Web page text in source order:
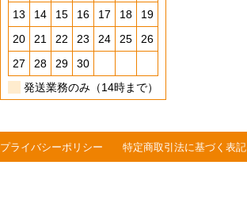
13
14 15 16 17 18
19
20
21 22 23 24 25
26
27
28 29
30
発送業務のみ（14時まで）
プライバシーポリシー 特定商取引法に基づく表記